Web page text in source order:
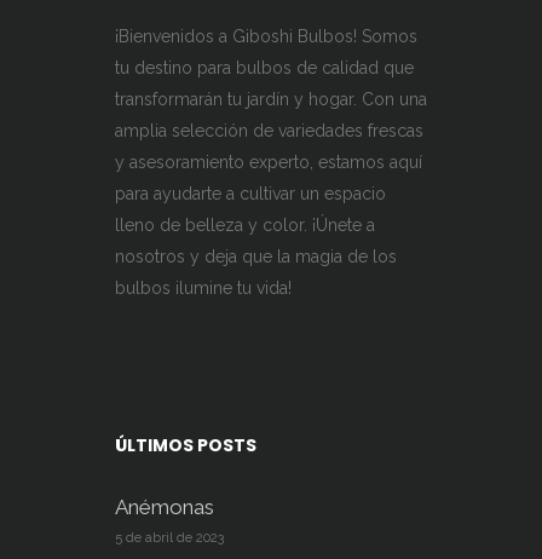
¡Bienvenidos a Giboshi Bulbos! Somos
tu destino para bulbos de calidad que
transformarán tu jardín y hogar. Con una
amplia selección de variedades frescas
y asesoramiento experto, estamos aquí
para ayudarte a cultivar un espacio
lleno de belleza y color. ¡Únete a
nosotros y deja que la magia de los
bulbos ilumine tu vida!
ÚLTIMOS POSTS
Anémonas
5 de abril de 2023